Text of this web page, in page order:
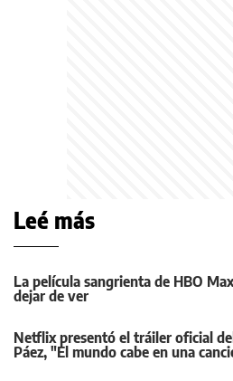
Leé más
La película sangrienta de HBO
dejar de ver
Netflix presentó el tráiler oficial
Páez, "El mundo cabe en una